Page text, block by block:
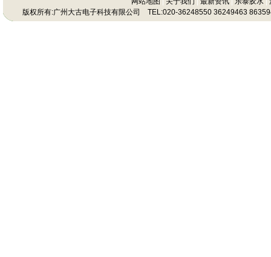
版权所有:广州大古电子科技有限公司 TEL:020-36248550 36249463